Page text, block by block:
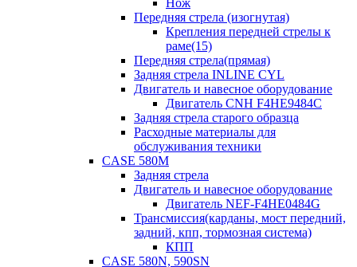
Нож
Передняя стрела (изогнутая)
Крепления передней стрелы к
раме(15)
Передняя стрела(прямая)
Задняя стрела INLINE CYL
Двигатель и навесное оборудование
Двигатель CNH F4HE9484C
Задняя стрела старого образца
Расходные материалы для
обслуживания техники
CASE 580M
Задняя стрела
Двигатель и навесное оборудование
Двигатель NEF-F4HE0484G
Трансмиссия(карданы, мост передний,
задний, кпп, тормозная система)
КПП
CASE 580N, 590SN